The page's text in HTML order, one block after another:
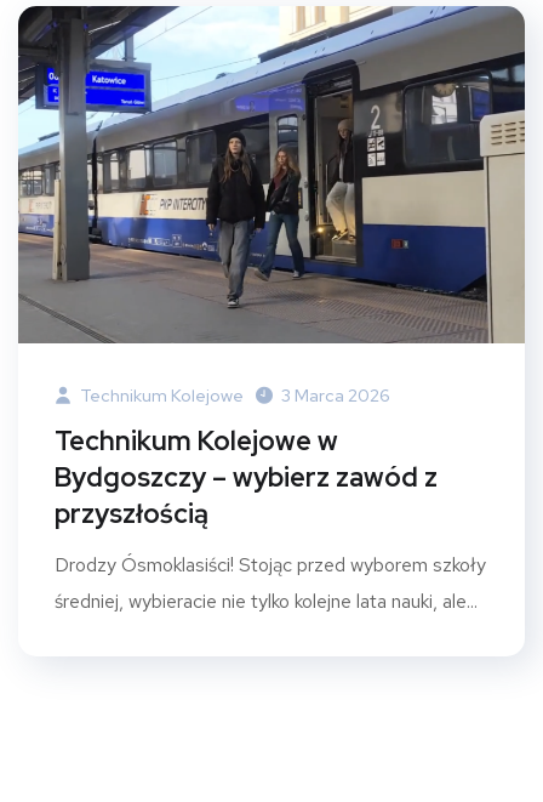
Technikum Kolejowe 3 Marca 2026
Technikum Kolejowe w
Bydgoszczy – wybierz zawód z
przyszłością
Drodzy Ósmoklasiści! Stojąc przed wyborem szkoły
średniej, wybieracie nie tylko kolejne lata nauki, ale...